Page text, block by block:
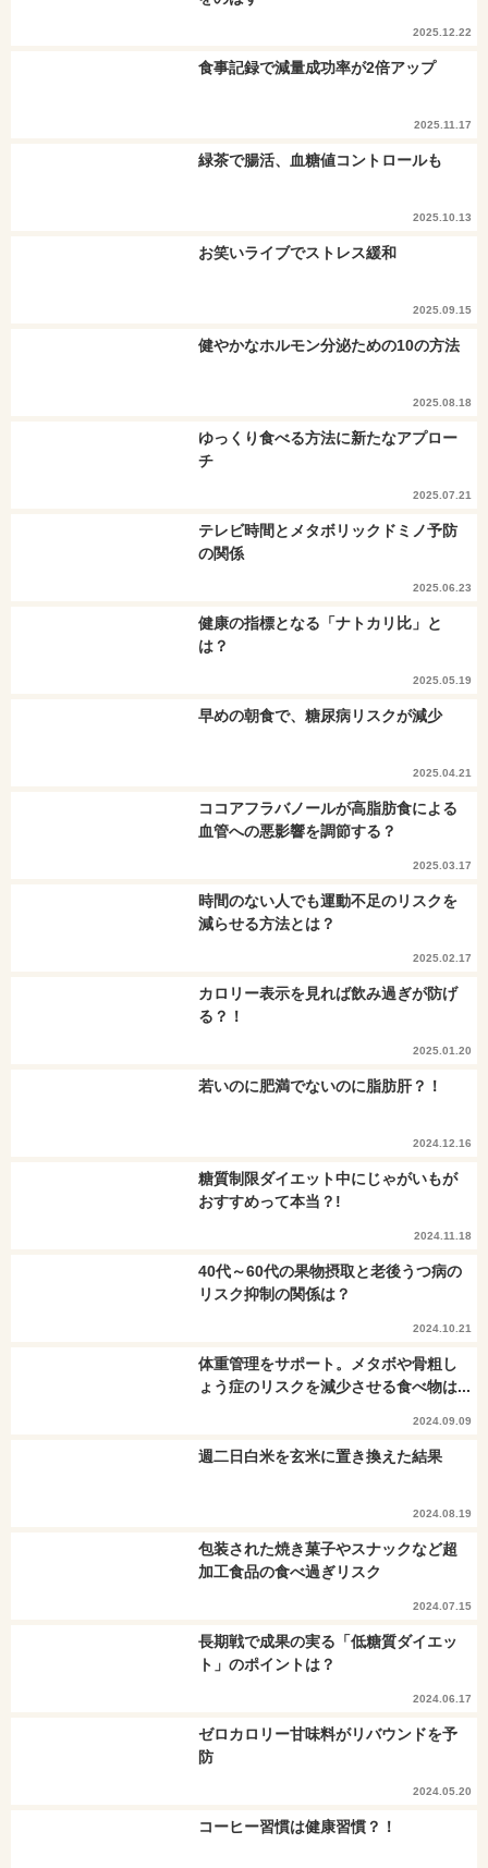
2025.12.22
食事記録で減量成功率が2倍アップ
2025.11.17
緑茶で腸活、血糖値コントロールも
2025.10.13
お笑いライブでストレス緩和
2025.09.15
健やかなホルモン分泌ための10の方法
2025.08.18
ゆっくり食べる方法に新たなアプロー
チ
2025.07.21
テレビ時間とメタボリックドミノ予防
の関係
2025.06.23
健康の指標となる「ナトカリ比」と
は？
2025.05.19
早めの朝食で、糖尿病リスクが減少
2025.04.21
ココアフラバノールが高脂肪食による
血管への悪影響を調節する？
2025.03.17
時間のない人でも運動不足のリスクを
減らせる方法とは？
2025.02.17
カロリー表示を見れば飲み過ぎが防げ
る？！
2025.01.20
若いのに肥満でないのに脂肪肝？！
2024.12.16
糖質制限ダイエット中にじゃがいもが
おすすめって本当？!
2024.11.18
40代～60代の果物摂取と老後うつ病の
リスク抑制の関係は？
2024.10.21
体重管理をサポート。メタボや骨粗し
ょう症のリスクを減少させる食べ物は...
2024.09.09
週二日白米を玄米に置き換えた結果
2024.08.19
包装された焼き菓子やスナックなど超
加工食品の食べ過ぎリスク
2024.07.15
長期戦で成果の実る「低糖質ダイエッ
ト」のポイントは？
2024.06.17
ゼロカロリー甘味料がリバウンドを予
防
2024.05.20
コーヒー習慣は健康習慣？！